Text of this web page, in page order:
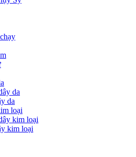
da
da
loại
kim loại
kim loại